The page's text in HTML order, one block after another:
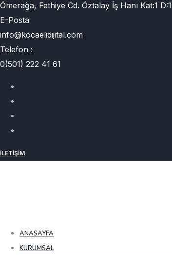
Ömerağa, Fethiye Cd. Öztalay İş Hanı Kat:1
E-Posta
info@kocaelidijital.com
Telefon :
0(501) 222 41 61
İLETIŞIM
ANASAYFA
KURUMSAL